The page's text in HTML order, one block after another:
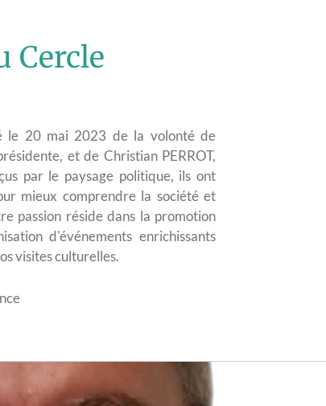
Cercle
le 20 mai 2023 de la volonté de
et de Christian PERROT,
par le paysage politique, ils ont
mieux comprendre la société et
passion réside dans la promotion
d'événements enrichissants
visites culturelles.